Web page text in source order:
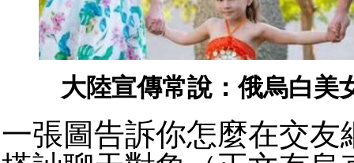
大陸宣傳常說：俄烏白美
一張圖告訴你怎麼在交友